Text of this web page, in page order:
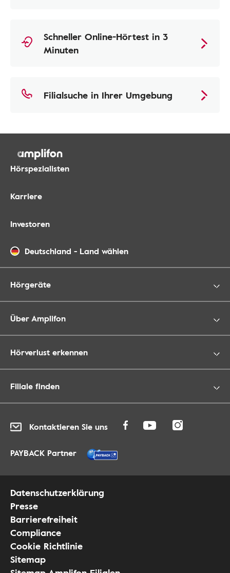
Schneller Online-Hörtest in 3
Minuten
Filialsuche in Ihrer Umgebung
Hörspezialisten
Karriere
Investoren
Deutschland - Land wählen
Hörgeräte
Über Amplifon
Hörverlust erkennen
Filiale finden
Kontaktieren Sie uns
PAYBACK Partner
Datenschutzerklärung
Presse
Barrierefreiheit
Compliance
Cookie Richtlinie
Sitemap